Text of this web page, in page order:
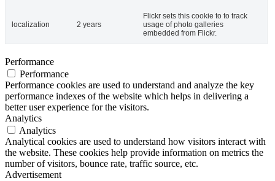
localization 2 years
Flickr sets this cookie to to track
usage of photo galleries
embedded from Flickr.
Performance
Performance
Performance cookies are used to understand and analyze the key
performance indexes of the website which helps in delivering a
better user experience for the visitors.
Analytics
Analytics
Analytical cookies are used to understand how visitors interact with
the website. These cookies help provide information on metrics the
number of visitors, bounce rate, traffic source, etc.
Advertisement